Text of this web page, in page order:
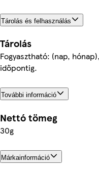
Tárolás és felhasználás
Tárolás
Fogyasztható: (nap,
időpontig.
További információ
Nettó tömeg
30g
Márkainformáció